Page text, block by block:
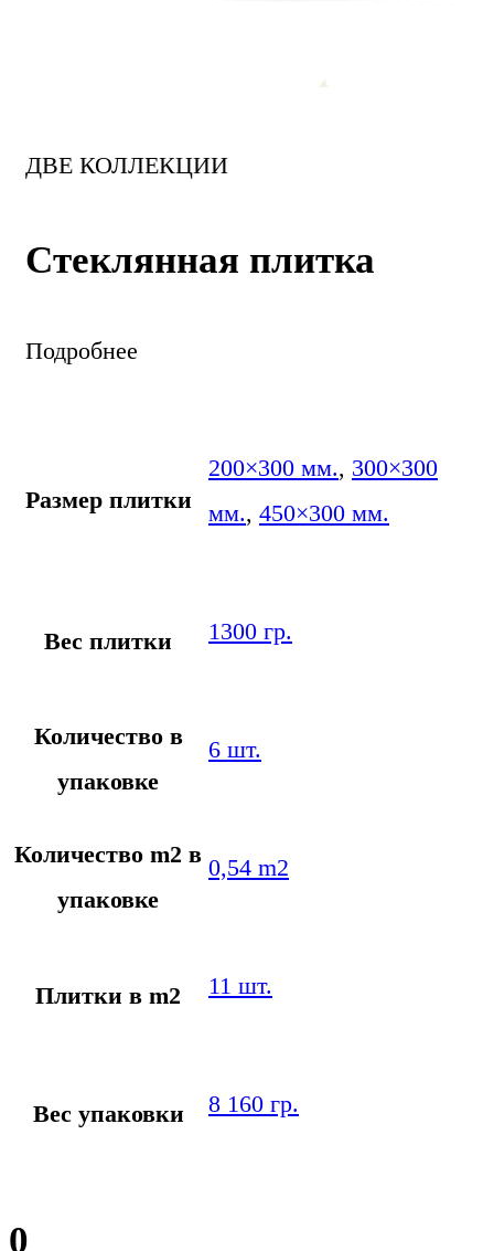
ДВЕ КОЛЛЕКЦИИ
Стеклянная плитка
Подробнее
Размер плитки
200×300 мм., 300×300
мм., 450×300 мм.
Вес плитки 1300 гр.
Количество в
упаковке
6 шт.
Количество m2 в
упаковке
0,54 m2
Плитки в m2 11 шт.
Вес упаковки 8 160 гр.
0